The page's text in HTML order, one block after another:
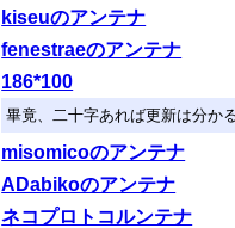
kiseuのアンテナ
fenestraeのアンテナ
186*100
畢竟、二十字あれば更新は分か
misomicoのアンテナ
ADabikoのアンテナ
ネコプロトコルンテナ